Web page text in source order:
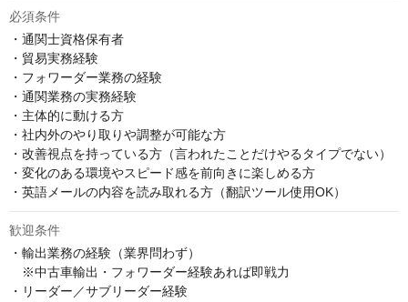
必須条件
・通関士資格保有者
・貿易実務経験
・フォワーダー業務の経験
・通関業務の実務経験
・主体的に動ける方
・社内外のやり取りや調整が可能な方
・改善視点を持っている方（言われたことだけやるタイプでない）
・変化のある環境やスピード感を前向きに楽しめる方
・英語メールの内容を読み取れる方（翻訳ツール使用OK）
歓迎条件
・輸出業務の経験（業界問わず）
※中古車輸出・フォワーダー経験あれば即戦力
・リーダー／サブリーダー経験